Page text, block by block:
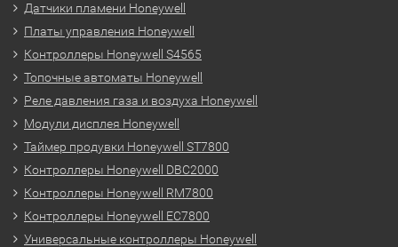
Датчики пламени Honeywell
Платы управления Honeywell
Контроллеры Honeywell S4565
Топочные автоматы Honeywell
Реле давления газа и воздуха Honeywell
Модули дисплея Honeywell
Таймер продувки Honeywell ST7800
Контроллеры Honeywell DBC2000
Контроллеры Honeywell RM7800
Контроллеры Honeywell EC7800
Универсальные контроллеры Honeywell